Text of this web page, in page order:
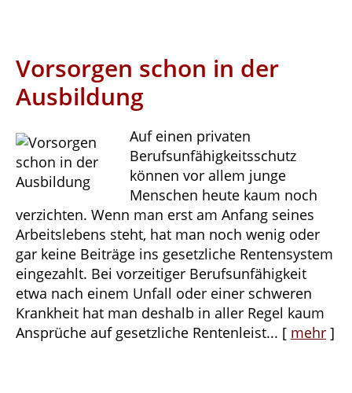
Vorsorgen schon in der
Ausbildung
Auf einen privaten
Berufsunfähigkeitsschutz
können vor allem junge
Menschen heute kaum noch
verzichten. Wenn man erst am Anfang seines
Arbeitslebens steht, hat man noch wenig oder
gar keine Beiträge ins gesetzliche Rentensystem
eingezahlt. Bei vorzeitiger Berufsunfähigkeit
etwa nach einem Unfall oder einer schweren
Krankheit hat man deshalb in aller Regel kaum
Ansprüche auf gesetzliche Rentenleist... [ mehr ]